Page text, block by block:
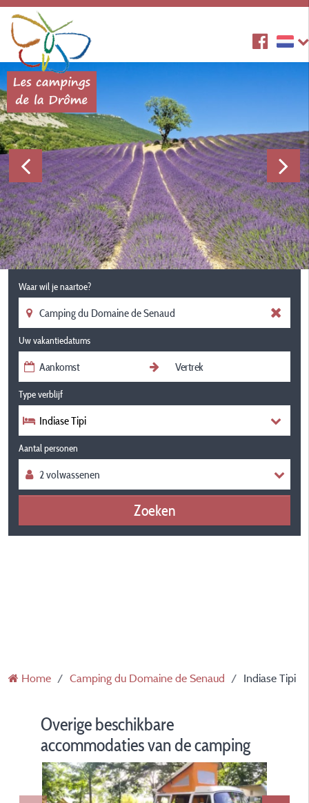
Waar wil je naartoe?
Uw vakantiedatums
Type verblijf
Indiase Tipi
Aantal personen
Zoeken
Home Camping du Domaine de Senaud Indiase Tipi
Overige beschikbare
accommodaties van de camping